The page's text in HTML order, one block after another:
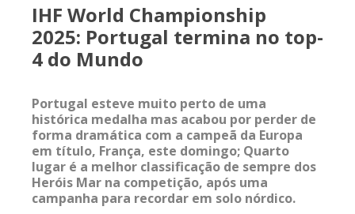
IHF World Championship
2025: Portugal termina no top-
4 do Mundo
Portugal esteve muito perto de uma
histórica medalha mas acabou por perder de
forma dramática com a campeã da Europa
em título, França, este domingo; Quarto
lugar é a melhor classificação de sempre dos
Heróis Mar na competição, após uma
campanha para recordar em solo nórdico.